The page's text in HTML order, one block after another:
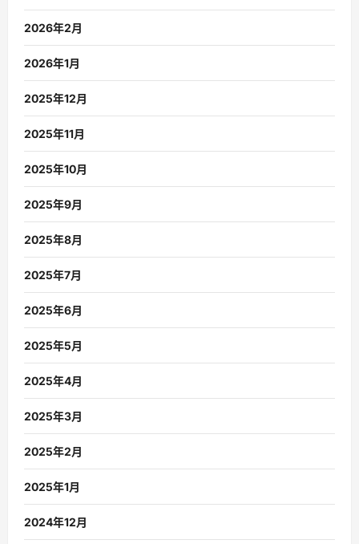
2026年2月
2026年1月
2025年12月
2025年11月
2025年10月
2025年9月
2025年8月
2025年7月
2025年6月
2025年5月
2025年4月
2025年3月
2025年2月
2025年1月
2024年12月